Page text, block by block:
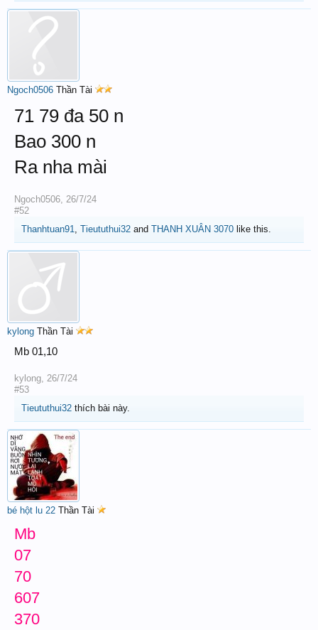
Ngoch0506 Thần Tài
71 79 đa 50 n
Bao 300 n
Ra nha mài
Ngoch0506 26/7/24
#52
Thanhtuan91
Tieututhui32 and THANH XUÂN 3070 like this.
kylong Thần Tài
Mb 01,10
kylong 26/7/24
#53
Tieututhui32 thích bài này.
bé hột lu 22 Thần Tài
Mb
07
70
607
370